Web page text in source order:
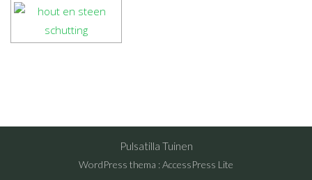
Pulsatilla Tuinen
WordPress thema :AccessPress Lite